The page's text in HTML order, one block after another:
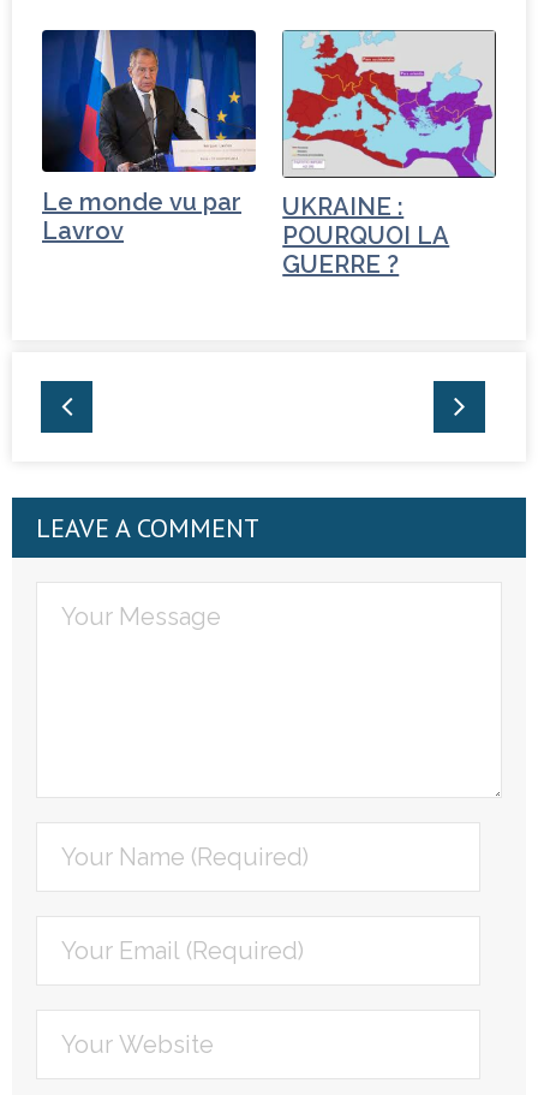
Le monde vu par
Lavrov
UKRAINE :
POURQUOI LA
GUERRE ?
LEAVE A COMMENT